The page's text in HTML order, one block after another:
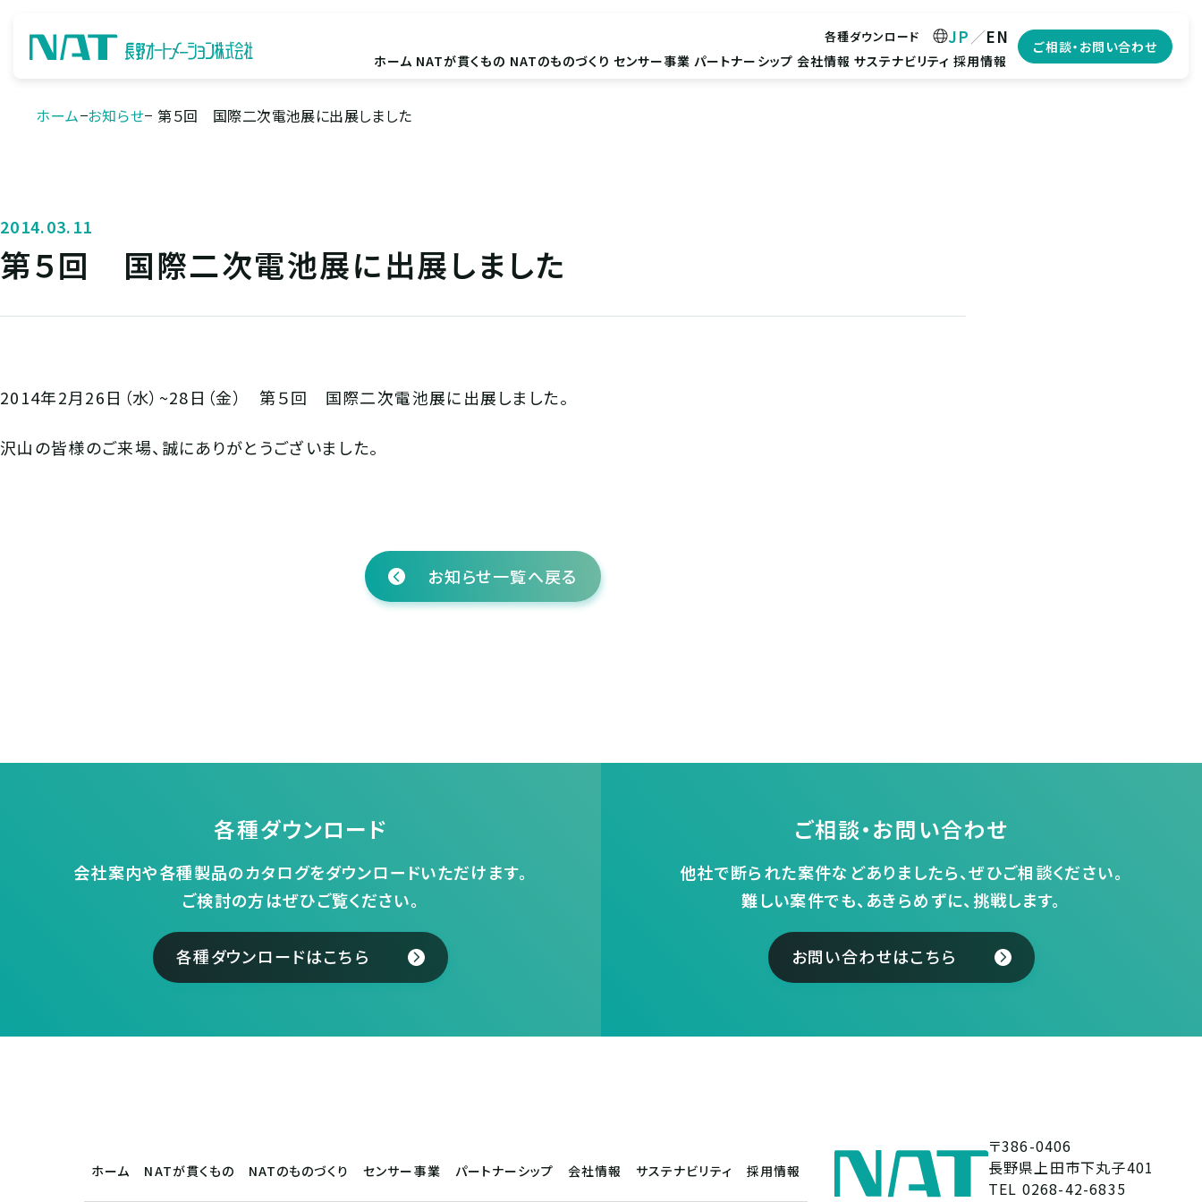
ホーム NATが貫くもの NATのものづくり センサー事業 パートナーシップ 会社情報 サステナビリティ 採用情報
各種ダウンロード EN
JP ご相談・お問い合わせ
ホーム お知らせ 第５回 国際二次電池展に出展しました
2014.03.11
第５回 国際二次電池展に出展しました
2014年2月26日（水）~28日（金） 第５回 国際二次電池展に出展しました。
沢山の皆様のご来場、誠にありがとうございました。
お知らせ一覧へ戻る
各種ダウンロード
会社案内や各種製品のカタログをダウンロードいただけます。
ご検討の方はぜひご覧ください。
各種ダウンロードはこちら
ご相談・お問い合わせ
他社で断られた案件などありましたら、ぜひご相談ください。
難しい案件でも、あきらめずに、挑戦します。
お問い合わせはこちら
〒386-0406
長野県上田市下丸子401
TEL 0268-42-6835
ホーム NATが貫くもの NATのものづくり センサー事業 パートナーシップ 会社情報 サステナビリティ 採用情報